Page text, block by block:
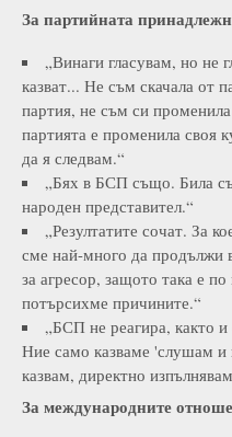
За партийната
„Винаги гласувам, но не
казват... Не съм скачала от
партия, не съм си
партията е променила своя
да я следвам.“
„Бях в БСП също. Била
народен представител.“
„Резултатите сочат. За
сме най-много да продължи
за агресор, защото така е
потърсихме причините.“
„БСП не реагира, както и
Ние само казваме 'слушам
казвам, директно
За международните